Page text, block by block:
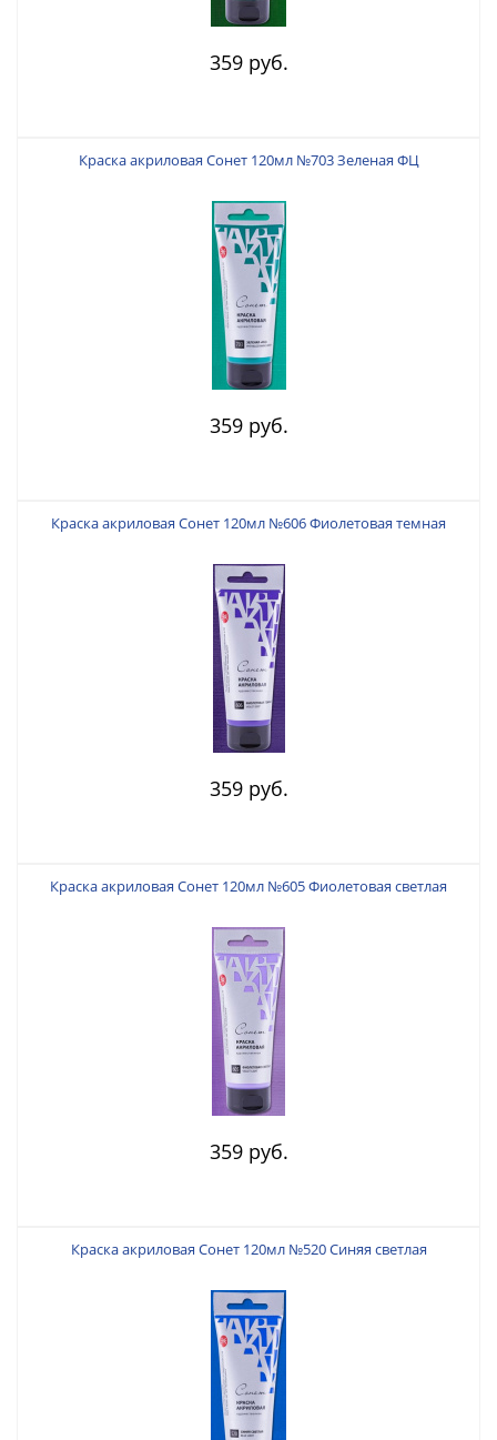
359 руб.
Краска акриловая Сонет 120мл №703 Зеленая ФЦ
359 руб.
Краска акриловая Сонет 120мл №606 Фиолетовая темная
359 руб.
Краска акриловая Сонет 120мл №605 Фиолетовая светлая
359 руб.
Краска акриловая Сонет 120мл №520 Синяя светлая